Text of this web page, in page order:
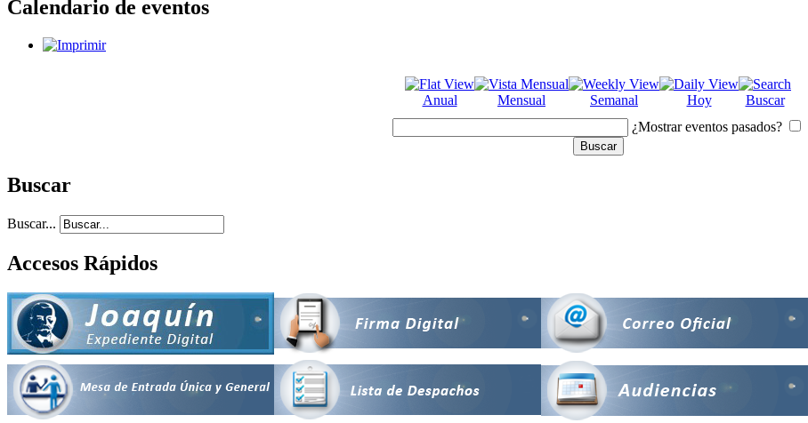
Calendario de eventos
Anual Mensual Semanal Hoy
Buscar
¿Mostrar eventos pasados?
Buscar
Buscar...
Accesos Rápidos